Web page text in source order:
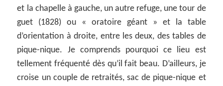
et la chapelle à gauche, un autre refuge, une tour de
guet (1828) ou « oratoire géant » et la table
d’orientation à droite, entre les deux, des tables de
pique-nique. Je comprends pourquoi ce lieu est
tellement fréquenté dès qu’il fait beau. D’ailleurs, je
croise un couple de retraités, sac de pique-nique et